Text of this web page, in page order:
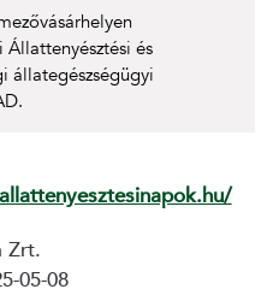
és
állategészségügyi
Zrt.
05-08